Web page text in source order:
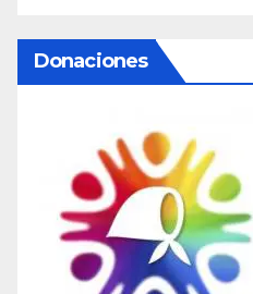
Donaciones